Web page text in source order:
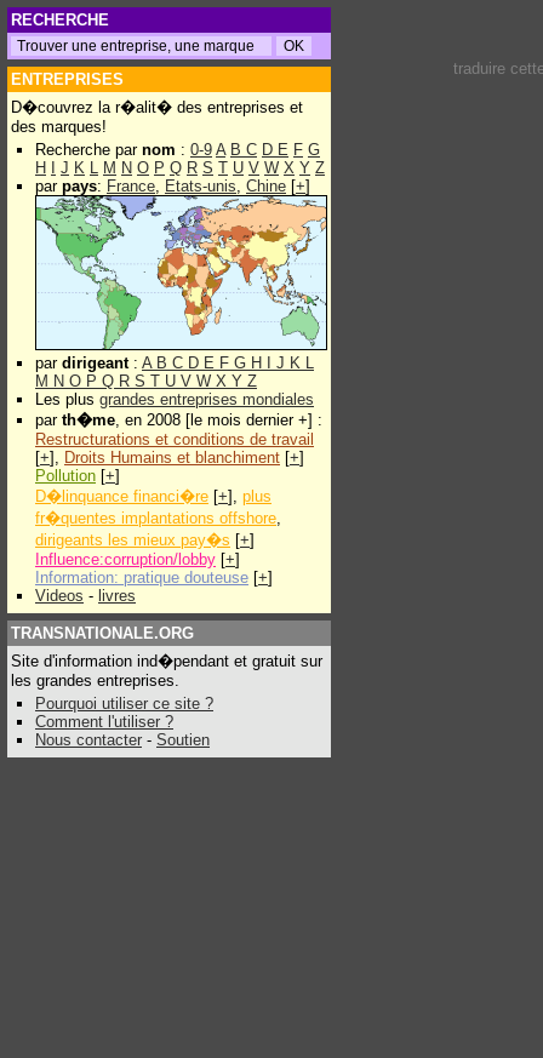
RECHERCHE
ENTREPRISES
D�couvrez la r�alit� des entreprises et
des marques!
Recherche par nom : 0-9 A B C D E F G
H
J K L M N O P Q R S T U V W X Y Z
par pays: France, Etats-unis, Chine [+]
par dirigeant: A B C D E F G H J K L
M N O P Q R S T U V W X Y Z
Les plus grandes entreprises mondiales
par th�me, en 2008 [le mois dernier +] :
Restructurations et conditions de travail
[+], Droits Humains et blanchiment [+]
Pollution [+]
D�linquance financi�re [+], plus
fr�quentes implantations offshore,
dirigeants les mieux pay�s [+]
Influence:corruption/lobby [+]
Information: pratique douteuse [+]
Videos - livres
TRANSNATIONALE.ORG
Site d'information ind�pendant et gratuit sur
les grandes entreprises.
Pourquoi utiliser ce site ?
Comment l'utiliser ?
Nous contacter - Soutien
traduire